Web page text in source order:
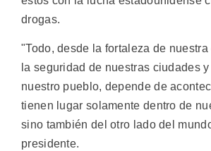
drogas.
"Todo, desde la fortaleza de
la seguridad de nuestras ciudades
nuestro pueblo, depende de
tienen lugar solamente dentro de
sino también del otro lado del
presidente.